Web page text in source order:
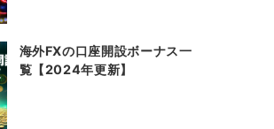
海外FXの口座開設ボーナス一
覧【2024年更新】